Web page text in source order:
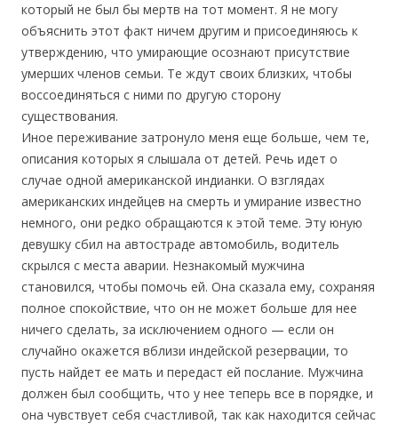
который не был бы мертв на тот момент. Я не могу
объяснить этот факт ничем другим и присоединяюсь к
утверждению, что умирающие осознают присутствие
умерших членов семьи. Те ждут своих близких, чтобы
воссоединяться с ними по другую сторону
существования.
Иное переживание затронуло меня еще больше, чем те,
описания которых я слышала от детей. Речь идет о
случае одной американской индианки. О взглядах
американских индейцев на смерть и умирание известно
немного, они редко обращаются к этой теме. Эту юную
девушку сбил на автостраде автомобиль, водитель
скрылся с места аварии. Незнакомый мужчина
становился, чтобы помочь ей. Она сказала ему, сохраняя
полное спокойствие, что он не может больше для нее
ничего сделать, за исключением одного — если он
случайно окажется вблизи индейской резервации, то
пусть найдет ее мать и передаст ей послание. Мужчина
должен был сообщить, что у нее теперь все в порядке, и
она чувствует себя счастливой, так как находится сейчас